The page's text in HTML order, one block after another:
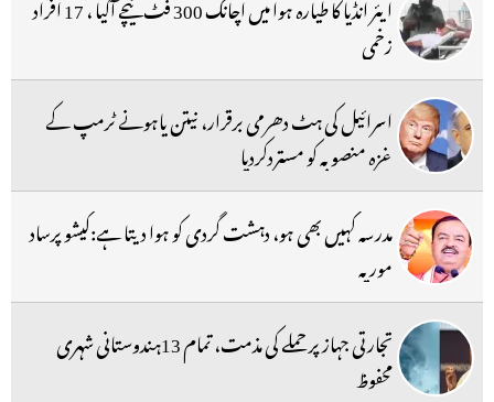
زخمی
اسرائیل کی ہٹ دھرمی برقرار، نیتن یاہونے ٹرمپ کے
غزہ منصوبہ کو مستردکردیا
مدرسہ کہیں بھی ہو، دہشت گردی کو ہوا دیتا ہے:کیشو پرساد
موریہ
تجارتی جہاز پر حملے کی مذمت، تمام 13ہندوستانی شہری
محفوظ